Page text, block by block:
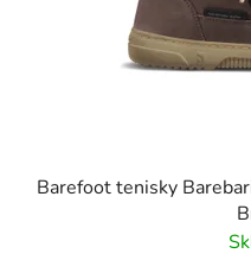
Barefoot tenisky